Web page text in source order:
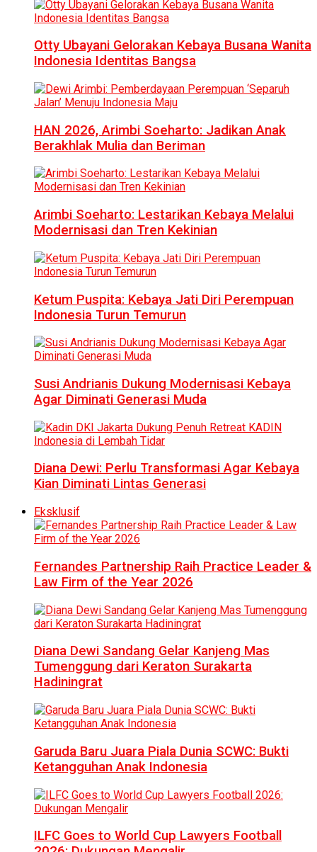
Otty Ubayani Gelorakan Kebaya Busana Wanita
Indonesia Identitas Bangsa
HAN 2026, Arimbi Soeharto: Jadikan Anak
Berakhlak Mulia dan Beriman
Arimbi Soeharto: Lestarikan Kebaya Melalui
Modernisasi dan Tren Kekinian
Ketum Puspita: Kebaya Jati Diri Perempuan
Indonesia Turun Temurun
Susi Andrianis Dukung Modernisasi Kebaya
Agar Diminati Generasi Muda
Diana Dewi: Perlu Transformasi Agar Kebaya
Kian Diminati Lintas Generasi
Eksklusif
Fernandes Partnership Raih Practice Leader &
Law Firm of the Year 2026
Diana Dewi Sandang Gelar Kanjeng Mas
Tumenggung dari Keraton Surakarta
Hadiningrat
Garuda Baru Juara Piala Dunia SCWC: Bukti
Ketangguhan Anak Indonesia
ILFC Goes to World Cup Lawyers Football